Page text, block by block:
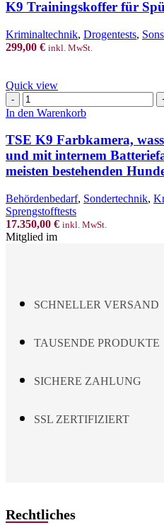
Menge
K9 Trainingskoffer für
Kriminaltechnik, Drogentests,
299,00 € inkl. MwSt.
Quick view
TSE
K9
wasserdicht,
salzwasserfest
und
mit
Batteriefach,
passend
für
die
In den Warenkorb
TSE K9 Farbkamera,
und mit internem
meisten bestehenden
Behördenbedarf, Sondertechnik,
Sprengstofftests
17.350,00 € inkl. MwSt.
Mitglied im
SCHNELLER VERSAND
TAUSENDE PRODUKTE
SICHERE ZAHLUNG
SSL ZERTIFIZIERT
Rechtliches